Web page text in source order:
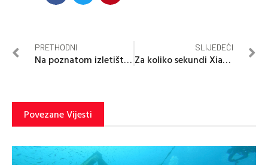
PRETHODNI
Na poznatom izletištu snimio pet poskoka
SLIJEDEĆI
Za koliko sekundi Xiaomijeva fabrika proizvede auto?
Povezane Vijesti